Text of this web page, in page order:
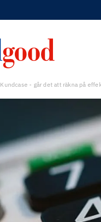
Kundcase - går det att räkna på